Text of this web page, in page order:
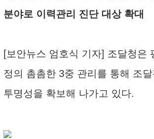
분야로 이력관리 진단 대상 확대
[보안뉴스 엄호식 기자] 조달청은
정의 촘촘한 3중 관리를 통해 조달
투명성을 확보해 나가고 있다.